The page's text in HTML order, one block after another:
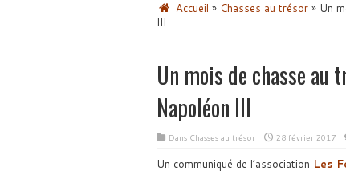
Accueil » Chasses au trésor » Un
III
Un mois de chasse au
Napoléon III
Dans Chasses au trésor 28 février 2017
Un communiqué de l’association Les